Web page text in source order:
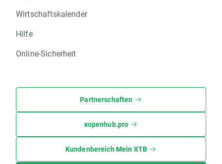
Wirtschaftskalender
Hilfe
Online-Sicherheit
Partnerschaften
xopenhub.pro
Kundenbereich Mein XTB